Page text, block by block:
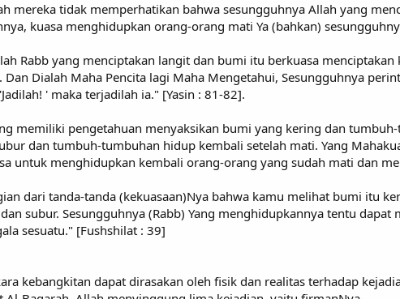
mereka tidak memperhatikan bahwa sesungguhnya Allah yang
kuasa menghidupkan orang-orang mati Ya (bahkan)
Rabb yang menciptakan langit dan bumi itu berkuasa
Dan Dialah Maha Pencita lagi Maha Mengetahui, Sesungguhnya
' maka terjadilah ia." [Yasin : 81-82].
memiliki pengetahuan menyaksikan bumi yang kering dan
dan tumbuh-tumbuhan hidup kembali setelah mati. Yang
untuk menghidupkan kembali orang-orang yang sudah mati dan
dari tanda-tanda (kekuasaan)Nya bahwa kamu melihat bumi itu
subur. Sesungguhnya (Rabb) Yang menghidupkannya tentu
sesuatu." [Fushshilat : 39]
kebangkitan dapat dirasakan oleh fisik dan realitas terhadap